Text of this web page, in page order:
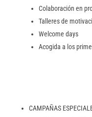
Colaboración en
Talleres de
Welcome days
Acogida a los
CAMPAÑAS